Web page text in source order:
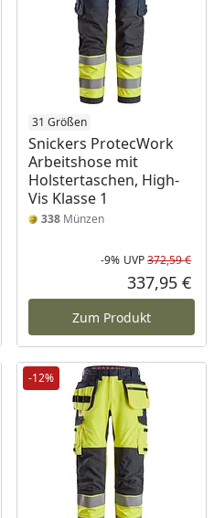
in ProzentPreis
Preis
31 Größen
Snickers ProtecWork
Arbeitshose mit
Holstertaschen, High-
Vis Klasse 1
338Münzen
-9% UVP372,59 €
337,95 €
Zum Produkt
-12%